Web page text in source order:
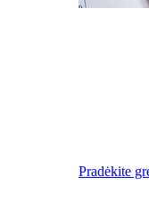
Pradėkite